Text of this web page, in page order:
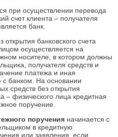
при осуществлении перевода
счет клиента – получателя
банк.
банковского счета
осуществляется на
носителе, в котором должны
получателя средств и
платежа и иная
банком. На основании
средств без открытия
– физического лица кредитная
поручение.
поручения начинается с
в кредитную
или заявления, если